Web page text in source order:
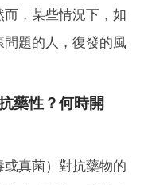
，某些情況下，如
題的人，復發的風
藥性？何時開
真菌）對抗藥物的